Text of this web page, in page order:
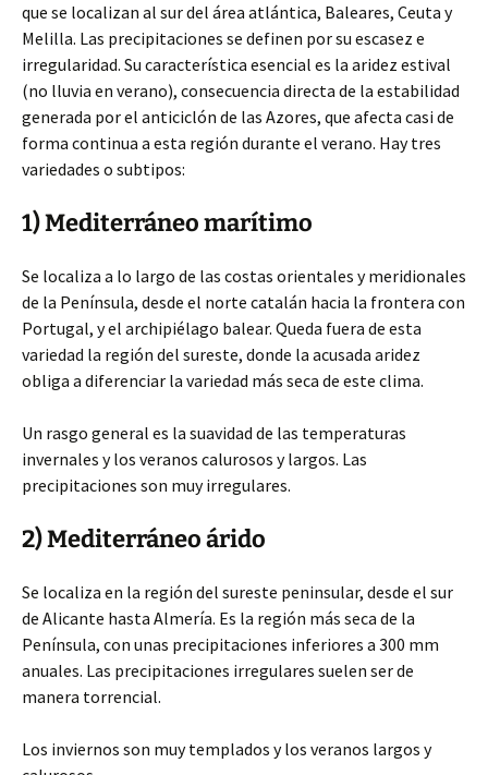
que se localizan al sur del área atlántica, Baleares, Ceuta y
Melilla. Las precipitaciones se definen por su escasez e
irregularidad. Su característica esencial es la aridez estival
(no lluvia en verano), consecuencia directa de la estabilidad
generada por el anticiclón de las Azores, que afecta casi de
forma continua a esta región durante el verano. Hay tres
variedades o subtipos:
1) Mediterráneo marítimo
Se localiza a lo largo de las costas orientales y meridionales
de la Península, desde el norte catalán hacia la frontera con
Portugal, y el archipiélago balear. Queda fuera de esta
variedad la región del sureste, donde la acusada aridez
obliga a diferenciar la variedad más seca de este clima.
Un rasgo general es la suavidad de las temperaturas
invernales y los veranos calurosos y largos. Las
precipitaciones son muy irregulares.
2) Mediterráneo árido
Se localiza en la región del sureste peninsular, desde el sur
de Alicante hasta Almería. Es la región más seca de la
Península, con unas precipitaciones inferiores a 300 mm
anuales. Las precipitaciones irregulares suelen ser de
manera torrencial.
Los inviernos son muy templados y los veranos largos y